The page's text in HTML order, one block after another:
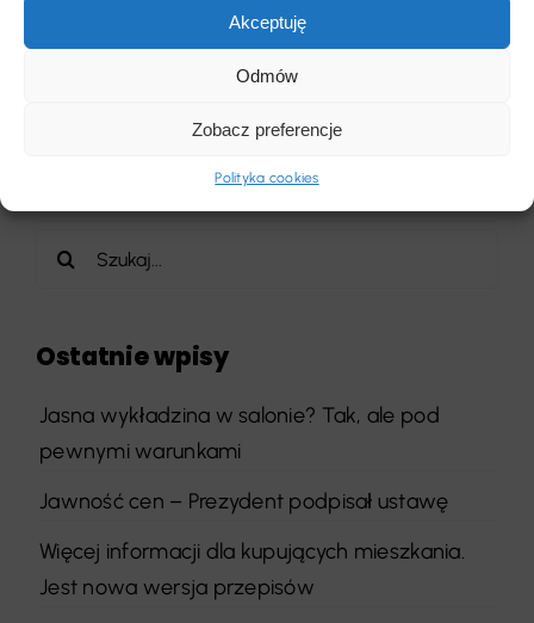
Akceptuję
Odmów
Zobacz preferencje
Polityka cookies
Szukaj
Ostatnie wpisy
Jasna wykładzina w salonie? Tak, ale pod
pewnymi warunkami
Jawność cen – Prezydent podpisał ustawę
Więcej informacji dla kupujących mieszkania.
Jest nowa wersja przepisów